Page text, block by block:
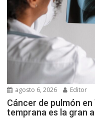
agosto 6, 2026 Editor
Cáncer de pulmón
temprana es la gran